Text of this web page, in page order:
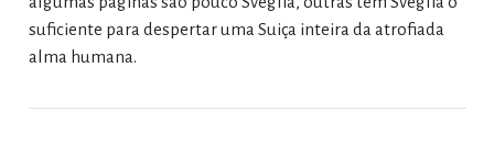
suficiente para despertar uma Suiça inteira da atrofiada
alma humana.